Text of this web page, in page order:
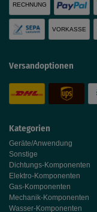
Kategorien
Geräte/Anwendung
Sonstige
Dichtungs-Komponenten
Elektro-Komponenten
Gas-Komponenten
Mechanik-Komponenten
Wasser-Komponenten
RECHNUNG
VORKASSE
Versandoptionen